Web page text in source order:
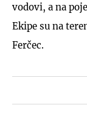
vodovi, a na
Ekipe su na
Ferčec.